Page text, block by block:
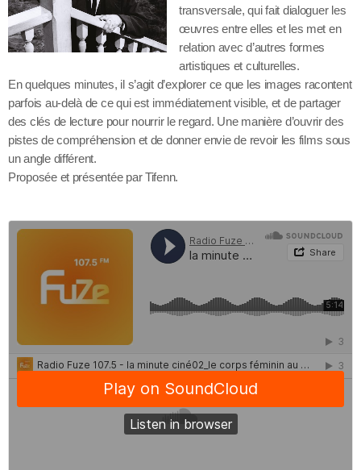
transversale, qui fait dialoguer les
œuvres entre elles et les met en
relation avec d’autres formes
artistiques et culturelles.
En quelques minutes, il s’agit d’explorer ce que les images racontent
parfois au-delà de ce qui est immédiatement visible, et de partager
des clés de lecture pour nourrir le regard. Une manière d’ouvrir des
pistes de compréhension et de donner envie de revoir les films sous
un angle différent.
Proposée et présentée par Tifenn.